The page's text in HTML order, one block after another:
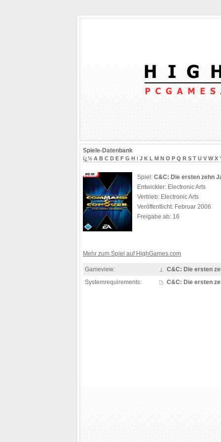
Spiele-Datenbank
ï¿½ A B C D E F G H I J K L M N O P Q R S T U V W X
Spiel: C&C: Die ersten zehn
Entwickler: Electronic Arts
Vertrieb: Electronic Arts
Veröffentlicht: Februar 2006
Freigabe ab: 16
Mehr zum Spiel auf HighGames.com
Gameview:
C&C: Die ersten
Systemrequirements:
C&C: Die ersten